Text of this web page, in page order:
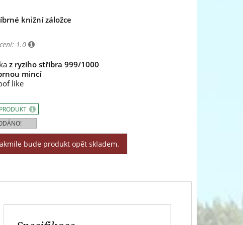
knižní záložce
1.0
z ryzího stříbra 999/1000
mincí
like
bude produkt opět skladem.